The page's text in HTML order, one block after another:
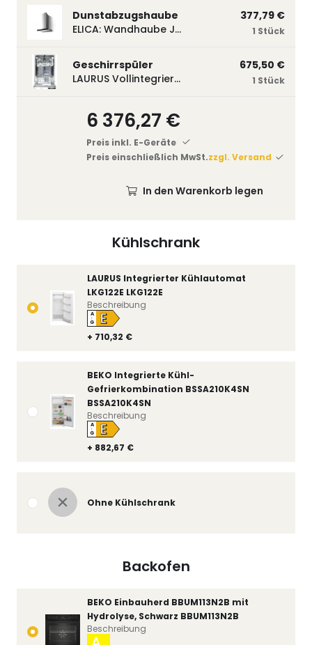
Kühlschrank
LAURUS Integrierter Kühlautomat
LKG122E LKG122E
+ 710,32 €
A
↑
G E
Beschreibung
BEKO Integrierte Kühl-
Gefrierkombination BSSA210K4SN
BSSA210K4SN
+ 882,67 €
A
↑
G E
Beschreibung
Ohne Kühlschrank
Backofen
BEKO Einbauherd BBUM113N2B mit
Hydrolyse, Schwarz BBUM113N2B
Beschreibung
Dunstabzugshaube
ELICA: Wandhaube JOYE 60-A,600 mm breit Edelstahl JOYE60A
377,79 €
1 Stück
Geschirrspüler
LAURUS Vollintegrierter Geschirrspüler LSV45-3, 450 mm breit, 3 Programme LSV45-3
675,50 €
1 Stück
6 376,27 €
Preis inkl. E-Geräte
Preis einschließlich MwSt.zzgl. Versand
In den Warenkorb legen